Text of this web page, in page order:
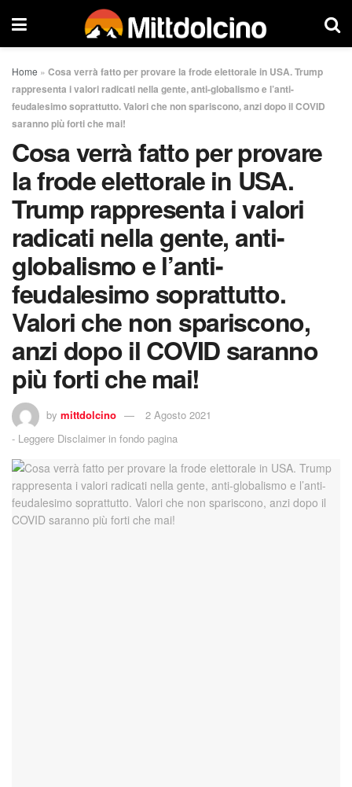
Home » Cosa verrà fatto per provare la frode elettorale in USA. Trump
rappresenta i valori radicati nella gente, anti-globalismo e l’anti-
feudalesimo soprattutto. Valori che non spariscono, anzi dopo il COVID
saranno più forti che mai!
Cosa verrà fatto per provare
la frode elettorale in USA.
Trump rappresenta i valori
radicati nella gente, anti-
globalismo e l’anti-
feudalesimo soprattutto.
Valori che non spariscono,
anzi dopo il COVID saranno
più forti che mai!
by mittdolcino
2 Agosto 2021
- Leggere Disclaimer in fondo pagina